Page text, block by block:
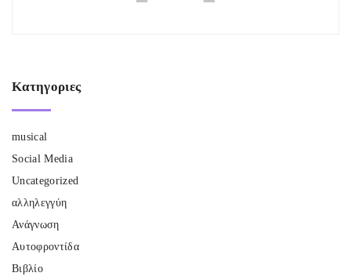
Κατηγοριες
musical
Social Media
Uncategorized
αλληλεγγύη
Ανάγνωση
Αυτοφροντίδα
Βιβλίο